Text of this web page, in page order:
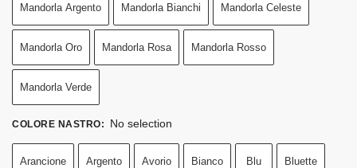
Mandorla Argento Mandorla Bianchi Mandorla Celeste
Mandorla Oro Mandorla Rosa Mandorla Rosso
Mandorla Verde
COLORE NASTRO: No selection
Arancione Argento Avorio Bianco Blu Bluette